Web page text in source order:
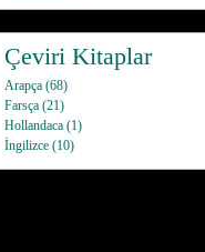
Çeviri Kitaplar
Arapça (68)
Farsça (21)
Hollandaca (1)
İngilizce (10)